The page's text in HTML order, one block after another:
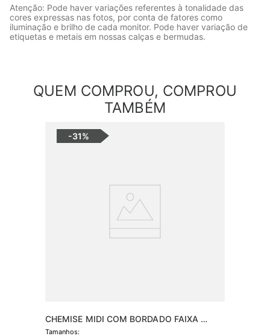
Atenção: Pode haver variações referentes à tonalidade das
cores expressas nas fotos, por conta de fatores como
iluminação e brilho de cada monitor. Pode haver variação de
etiquetas e metais em nossas calças e bermudas.
QUEM COMPROU, COMPROU
TAMBÉM
-31%
CHEMISE MIDI COM BORDADO FAIXA
COMBINETE